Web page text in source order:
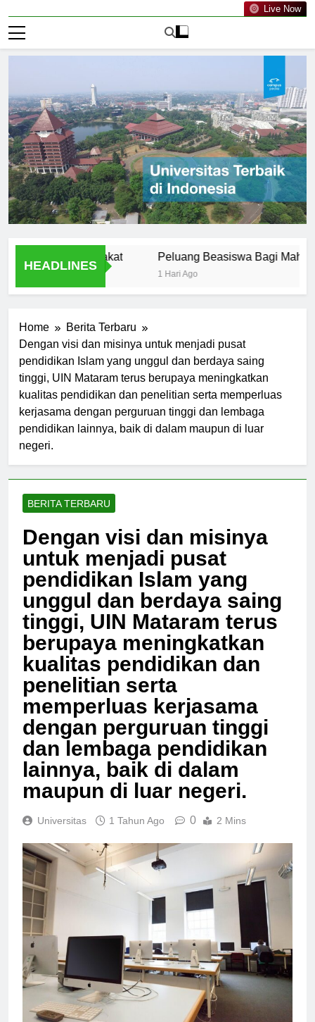
Live Now
HEADLINES
Peluang Beasiswa Bagi Mahasiswa
1 Hari Ago
Home
Berita Terbaru
Dengan visi dan misinya untuk menjadi pusat
pendidikan Islam yang unggul dan berdaya saing
tinggi, UIN Mataram terus berupaya meningkatkan
kualitas pendidikan dan penelitian serta memperluas
kerjasama dengan perguruan tinggi dan lembaga
pendidikan lainnya, baik di dalam maupun di luar
negeri.
BERITA TERBARU
Dengan visi dan misinya
untuk menjadi pusat
pendidikan Islam yang
unggul dan berdaya saing
tinggi, UIN Mataram terus
berupaya meningkatkan
kualitas pendidikan dan
penelitian serta
memperluas kerjasama
dengan perguruan tinggi
dan lembaga pendidikan
lainnya, baik di dalam
maupun di luar negeri.
Universitas 1 Tahun Ago 0 2 Mins